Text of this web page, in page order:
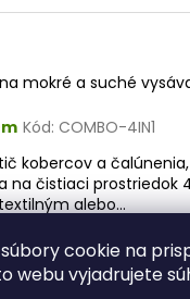
cookie na
webu vyjadrujete
mokré a suché
Kód: COMBO-4IN1
kobercov a
čistiaci prostriedok
alebo...